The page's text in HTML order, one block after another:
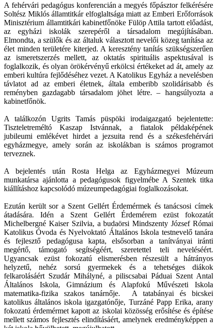
A fehérvári pedagógus konferencián a megyés főpásztor felkérésére
Soltész Miklós államtitkár elfoglaltsága miatt az Emberi Erőforrások
Minisztérium államtitkári kabinetfőnöke Fülöp Attila tartott előadást,
az egyházi iskolák szerepéről a társadalom megújításában.
Elmondta, a szülők és az általuk választott nevelői közeg tanítása az
élet minden területére kiterjed. A keresztény tanítás szükségszerűen
az ismeretszerzés mellett, az oktatás spirituális aspektusával is
foglalkozik, és olyan örökérvényű erkölcsi értékeket ad át, amely az
emberi kultúra fejlődéséhez vezet. A Katolikus Egyház a nevelésben
távlatot ad az emberi életnek, általa emberibb szolidárisabb és
reményben gazdagabb társadalom jöhet létre. – hangsúlyozta a
kabinetfőnök.
A találkozón Ugrits Tamás püspöki irodaigazgató bejelentette:
Tiszteletreméltó Kaszap Istvánnak, a fiatalok példaképének
jubileumi emlékévet hirdet a jezsuita rend és a székesfehérvári
egyházmegye, amely során az iskolákban is számos programot
terveznek.
A bejelentés után Rosta Helga az Egyházmegyei Múzeum
munkatársa ajánlotta a pedagógusok figyelmébe A Szentek titka
kiállításhoz kapcsolódó múzeumpedagógiai foglalkozásokat.
Ezután került sor a Szent Gellért Érdemérmek és tanácsosi címek
átadására. Idén a Szent Gellért Érdemérem ezüst fokozatát
Michelbergné Kaiser Szilvia, a budaörsi Mindszenty József Római
Katolikus Óvoda és Nyelvoktató Általános Iskola testnevelő tanára
és fejlesztő pedagógusa kapta, elsősorban a tanítványai iránti
megértő, támogató segítségéért, szeretettel teli neveléséért.
Ugyancsak ezüst fokozatú elismerésben részesült a hátrányos
helyzetű, nehéz sorsú gyermekek és a tehetséges diákok
felkarolásáért Szudár Mihályné, a piliscsabai Páduai Szent Antal
Általános Iskola, Gimnázium és Alapfokú Művészeti Iskola
matematika-fizika szakos tanárnője. A tatabányai és bicskei
katolikus általános iskola igazgatónője, Turzáné Papp Erika, arany
fokozatú érdemérmet kapott az iskolai közösség erősítése és építése
mellett számos fejlesztés elindításáért, amelynek eredményképpen a